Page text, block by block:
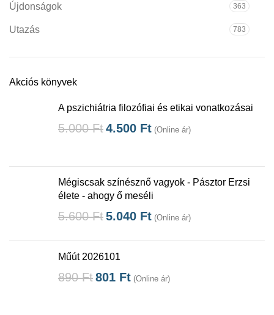
Újdonságok 363
Utazás 783
Akciós könyvek
A pszichiátria filozófiai és etikai vonatkozásai
5.000Ft4.500 Ft (Online ár)
Mégiscsak színésznő vagyok - Pásztor Erzsi
élete - ahogy ő meséli
5.600Ft5.040 Ft (Online ár)
Műút 2026101
890Ft801 Ft (Online ár)